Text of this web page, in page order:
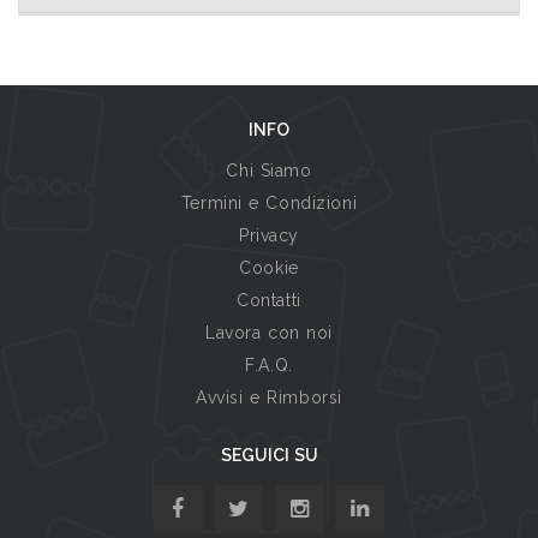
INFO
Chi Siamo
Termini e Condizioni
Privacy
Cookie
Contatti
Lavora con noi
F.A.Q.
Avvisi e Rimborsi
SEGUICI SU